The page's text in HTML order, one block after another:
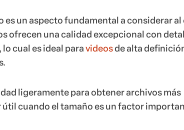
es un aspecto fundamental a considerar
ofrecen una calidad excepcional con
cual es ideal paravideosde alta
ligeramente para obtener archivos más
útil cuando el tamaño es un factor